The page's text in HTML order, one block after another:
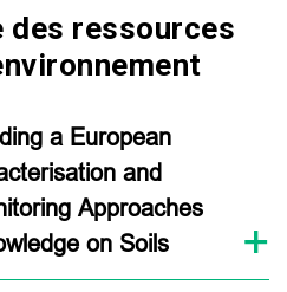
des ressources
a European
and
Approaches
on Soils